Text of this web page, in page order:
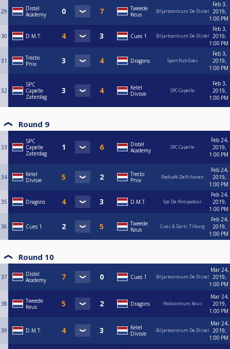
29
Distel
Academy
Tweede
Keus
Biljartcentrum De Distel
Feb 3,
2019,
1:00 PM
30 D.M.T. Cues 1 Biljartcentrum De Distel
Feb 3,
2019,
1:00 PM
31
Trecto
Pnix
Dragons Sport Pub Goes
Feb 3,
2019,
1:00 PM
32
SPC
Capelle
Zaterdag
Ketel
Divisie
SPC Capelle
Feb 3,
2019,
1:00 PM
Round 9
33
SPC
Capelle
Zaterdag
Distel
Academy
SPC Capelle
Feb 24,
2019,
1:00 PM
34
Ketel
Divisie
Trecto
Pnix
Poolcafé Delfshaven
Feb 24,
2019,
1:00 PM
35 Dragons D.M.T. Spc De Pompadour
Feb 24,
2019,
1:00 PM
36 Cues 1
Tweede
Keus
Cues & Darts Tilburg
Feb 24,
2019,
1:00 PM
Round 10
37
Distel
Academy
Cues 1 Biljartcentrum De Distel
Mar 24,
2019,
1:00 PM
38
Tweede
Keus
Dragons Poolcentrum Keus
Mar 24,
2019,
1:00 PM
39 D.M.T.
Ketel
Divisie
Biljartcentrum De Distel
Mar 24,
2019,
1:00 PM